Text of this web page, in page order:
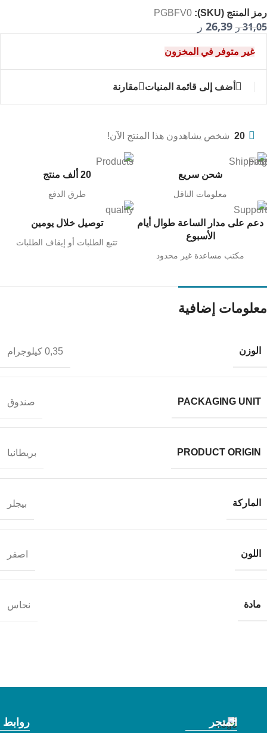
رمز المنتج (SKU): PGBFV0
31,05 ر 26,39 ر
غير متوفر في المخزون
أضف إلى قائمة المنيات مقارنة
20 شخص يشاهدون هذا المنتج الآن!
شحن سريع
معلومات الناقل
20 ألف منتج
طرق الدفع
دعم على مدار الساعة طوال أيام
الأسبوع
مكتب مساعدة غير محدود
توصيل خلال يومين
تتبع الطلبات أو إيقاف الطلبات
معلومات إضافية
الوزن 0,35 كيلوجرام
PACKAGING UNIT صندوق
PRODUCT ORIGIN بريطانيا
الماركة بيجلر
اللون اصفر
مادة نحاس
المتجر